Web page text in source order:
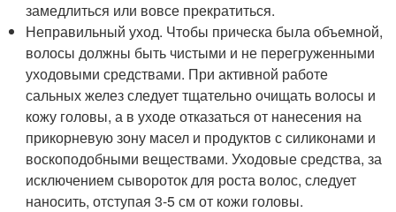
замедлиться или вовсе прекратиться.
Неправильный уход. Чтобы прическа была объемной,
волосы должны быть чистыми и не перегруженными
уходовыми средствами. При активной работе
сальных желез следует тщательно очищать волосы и
кожу головы, а в уходе отказаться от нанесения на
прикорневую зону масел и продуктов с силиконами и
воскоподобными веществами. Уходовые средства, за
исключением сывороток для роста волос, следует
наносить, отступая 3-5 см от кожи головы.